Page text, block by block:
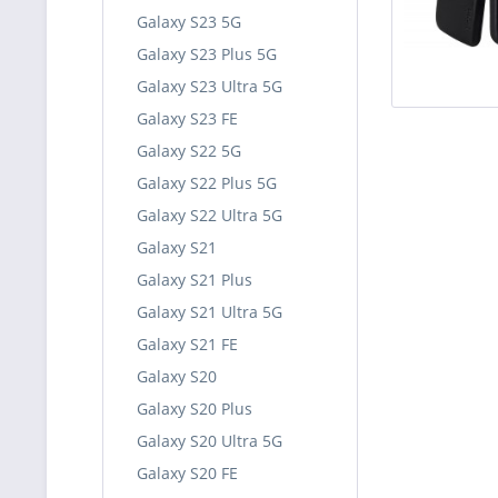
Galaxy S23 5G
Galaxy S23 Plus 5G
Galaxy S23 Ultra 5G
Galaxy S23 FE
Galaxy S22 5G
Galaxy S22 Plus 5G
Galaxy S22 Ultra 5G
Galaxy S21
Galaxy S21 Plus
Galaxy S21 Ultra 5G
Galaxy S21 FE
Galaxy S20
Galaxy S20 Plus
Galaxy S20 Ultra 5G
Galaxy S20 FE